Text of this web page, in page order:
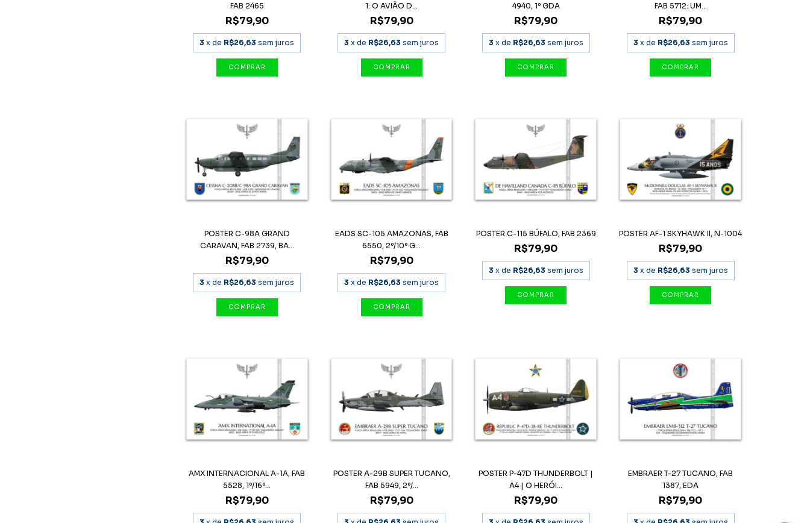
FAB 2465
R$79,90
3 x de R$26,63 sem juros
1: O AVIÃO D...
R$79,90
3 x de R$26,63 sem juros
4940, 1º GDA
R$79,90
3 x de R$26,63 sem juros
FAB 5712: UM...
R$79,90
3 x de R$26,63 sem juros
POSTER C-98A GRAND
CARAVAN, FAB 2739, BA...
R$79,90
3 x de R$26,63 sem juros
EADS SC-105 AMAZONAS, FAB
6550, 2º/10º G...
R$79,90
3 x de R$26,63 sem juros
POSTER C-115 BÚFALO, FAB 2369
R$79,90
3 x de R$26,63 sem juros
POSTER AF-1 SKYHAWK II, N-1004
R$79,90
3 x de R$26,63 sem juros
AMX INTERNACIONAL A-1A, FAB
5528, 1º/16º...
R$79,90
POSTER A-29B SUPER TUCANO,
FAB 5949, 2º/...
R$79,90
POSTER P-47D THUNDERBOLT |
A4 | O HERÓI...
R$79,90
EMBRAER T-27 TUCANO, FAB
1387, EDA
R$79,90